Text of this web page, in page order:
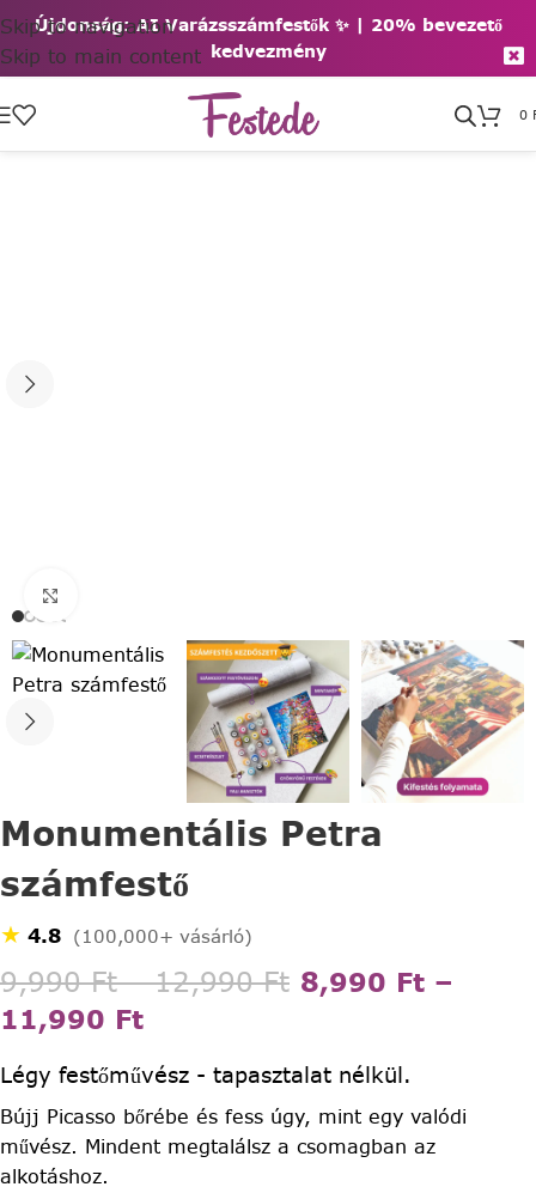
Újdonság: AI Varázsszámfestők ✨ | 20% bevezető
kedvezmény
Skip to navigation
Skip to main content
0
Monumentális Petra
számfestő
★ 4.8 (100,000+ vásárló)
9,990Ft – 12,990Ft 8,990 Ft –
11,990 Ft
Légy festőművész - tapasztalat nélkül.
Bújj Picasso bőrébe és fess úgy, mint egy valódi
művész. Mindent megtalálsz a csomagban az
alkotáshoz.